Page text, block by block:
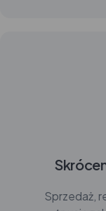
Sprzedaż,